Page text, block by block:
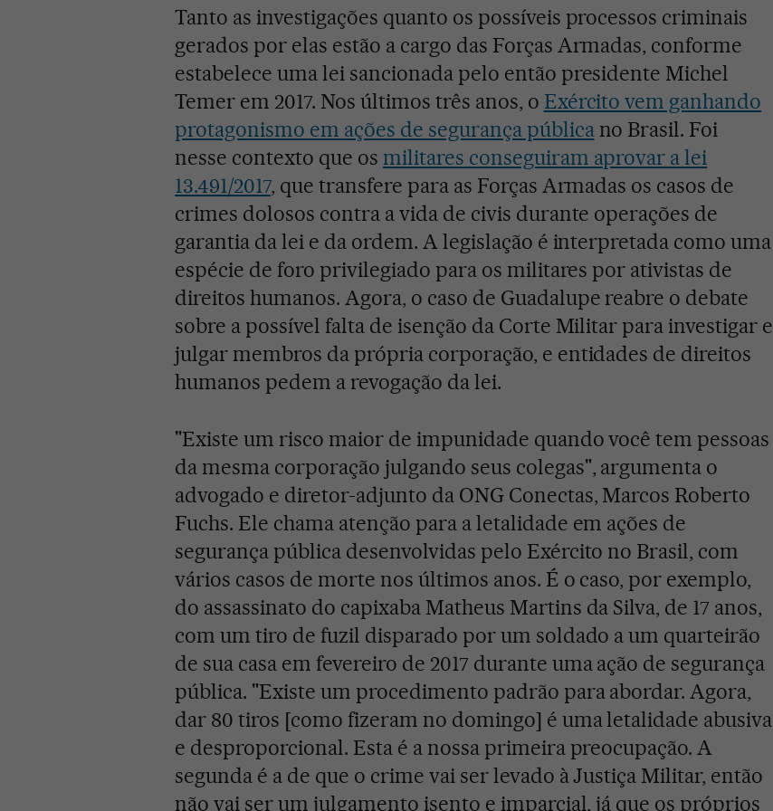
Tanto as investigações quanto os possíveis processos criminais
gerados por elas estão a cargo das Forças Armadas, conforme
estabelece uma lei sancionada pelo então presidente Michel
Temer em 2017. Nos últimos três anos, o Exército vem ganhando
protagonismo em ações de segurança pública no Brasil. Foi
nesse contexto que os militares conseguiram aprovar a lei
13.491/2017, que transfere para as Forças Armadas os casos de
crimes dolosos contra a vida de civis durante operações de
garantia da lei e da ordem. A legislação é interpretada como uma
espécie de foro privilegiado para os militares por ativistas de
direitos humanos. Agora, o caso de Guadalupe reabre o debate
sobre a possível falta de isenção da Corte Militar para investigar e
julgar membros da própria corporação, e entidades de direitos
humanos pedem a revogação da lei.
"Existe um risco maior de impunidade quando você tem pessoas
da mesma corporação julgando seus colegas", argumenta o
advogado e diretor-adjunto da ONG Conectas, Marcos Roberto
Fuchs. Ele chama atenção para a letalidade em ações de
segurança pública desenvolvidas pelo Exército no Brasil, com
vários casos de morte nos últimos anos. É o caso, por exemplo,
do assassinato do capixaba Matheus Martins da Silva, de 17 anos,
com um tiro de fuzil disparado por um soldado a um quarteirão
de sua casa em fevereiro de 2017 durante uma ação de segurança
pública. "Existe um procedimento padrão para abordar. Agora,
dar 80 tiros [como fizeram no domingo] é uma letalidade abusiva
e desproporcional. Esta é a nossa primeira preocupação. A
segunda é a de que o crime vai ser levado à Justiça Militar, então
não vai ser um julgamento isento e imparcial, já que os próprios